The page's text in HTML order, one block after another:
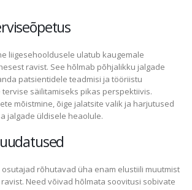
liigesehooldusele ulatub kaugemale
ravist. See hõlmab põhjalikku jalgade
patsientidele teadmisi ja tööriistu
säilitamiseks pikas perspektiivis.
mõistmine, õige jalatsite valik ja harjutused
jalgade üldisele heaolule.
rõhutavad üha enam elustiili muutmist
Need võivad hõlmata soovitusi sobivate